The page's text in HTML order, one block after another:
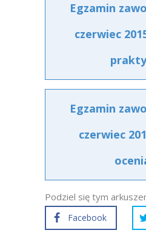
Egzamin
czerwiec
Egzamin
czerwiec
Podziel się tym
Facebook